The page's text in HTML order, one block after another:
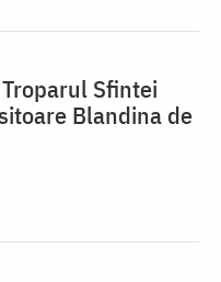
Sfintei
Blandina de